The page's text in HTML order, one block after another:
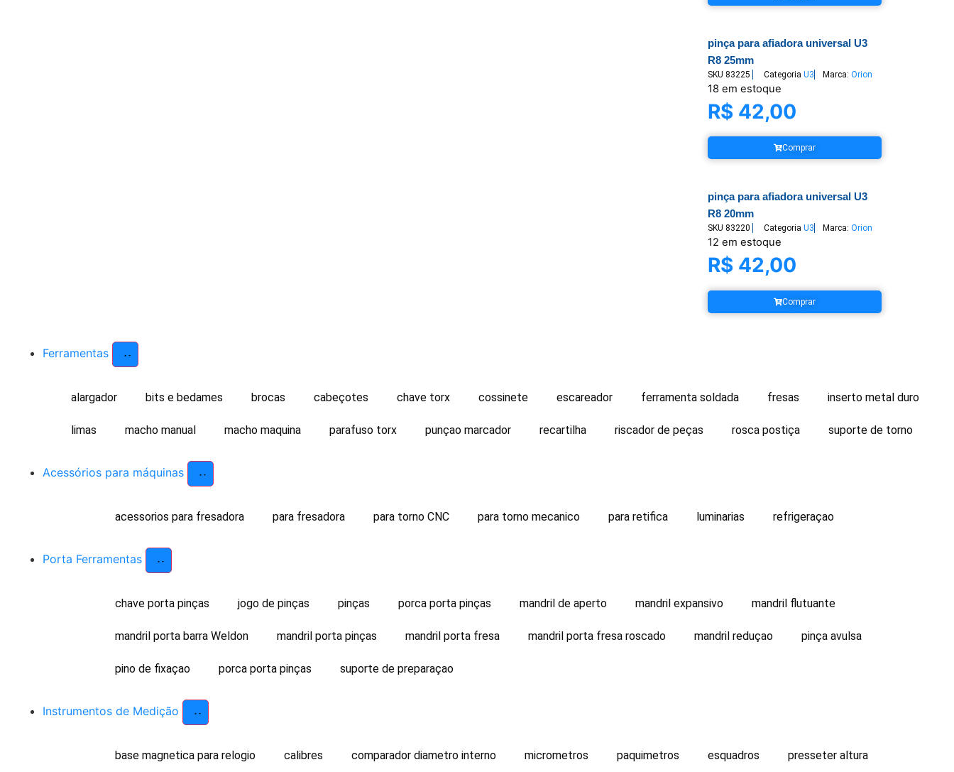
pinça para afiadora universal U3
R8 25mm
SKU 83225 Categoria U3 Marca: Orion
18 em estoque
R$ 42,00
Comprar
pinça para afiadora universal U3
R8 20mm
SKU 83220 Categoria U3 Marca: Orion
12 em estoque
R$ 42,00
Comprar
Ferramentas
alargador bits e bedames brocas cabeçotes chave torx cossinete escareador ferramenta soldada fresas inserto metal duro
limas macho manual macho maquina parafuso torx punçao marcador recartilha riscador de peças rosca postiça suporte de torno
Acessórios para máquinas
acessorios para fresadora para fresadora para torno CNC para torno mecanico para retifica luminarias refrigeraçao
Porta Ferramentas
chave porta pinças jogo de pinças pinças porca porta pinças mandril de aperto mandril expansivo mandril flutuante
mandril porta barra Weldon mandril porta pinças mandril porta fresa mandril porta fresa roscado mandril reduçao pinça avulsa
pino de fixaçao porca porta pinças suporte de preparaçao
Instrumentos de Medição
base magnetica para relogio calibres comparador diametro interno micrometros paquimetros esquadros presseter altura